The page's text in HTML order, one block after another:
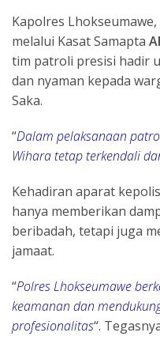
Kapolres Lhokseumawe,
melalui Kasat Samapta
tim patroli presisi hadir
dan nyaman kepada
Saka.
“Dalam pelaksanaan
Wihara tetap terkendali
Kehadiran aparat
hanya memberikan
beribadah, tetapi juga
jamaat.
“Polres Lhokseumawe
keamanan dan
profesionalitas“.